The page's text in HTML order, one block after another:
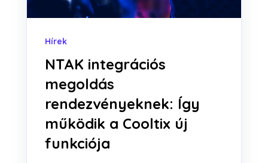
Hírek
NTAK integrációs
megoldás
rendezvényeknek: Így
működik a Cooltix új
funkciója